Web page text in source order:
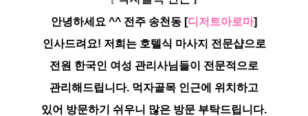
안녕하세요 ^^ 전주 송천동 [디저트아로마]
인사드려요! 저희는 호텔식 마사지 전문샵으로
전원 한국인 여성 관리사님들이 전문적으로
관리해드립니다. 먹자골목 인근에 위치하고
있어 방문하기 쉬우니 많은 방문 부탁드립니다.